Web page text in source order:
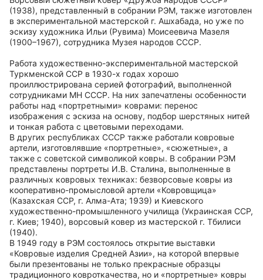
(1938), представленный в собрании РЭМ, также изготовлен
в экспериментальной мастерской г. Ашхабада, но уже по
эскизу художника Ильи (Рувима) Моисеевича Мазеля
(1900–1967), сотрудника Музея народов СССР.
Работа художественно-экспериментальной мастерской
Туркменской ССР в 1930-х годах хорошо
проиллюстрирована серией фотографий, выполненной
сотрудниками МН СССР. На них запечатлены особенности
работы над «портретными» коврами: перенос
изображения с эскиза на основу, подбор шерстяных нитей
и тонкая работа с цветовыми переходами.
В других республиках СССР также работали ковровые
артели, изготовлявшие «портретные», «сюжетные», а
также с советской символикой ковры. В собрании РЭМ
представлены портреты И.В. Сталина, выполненные в
различных ковровых техниках: безворсовые ковры из
кооперативно-промысловой артели «Ковровщица»
(Казахская ССР, г. Алма-Ата; 1939) и Киевского
художественно-промышленного училища (Украинская ССР,
г. Киев; 1940), ворсовый ковер из мастерской г. Тбилиси
(1940).
В 1949 году в РЭМ состоялось открытие выставки
«Ковровые изделия Средней Азии», на которой впервые
были презентованы не только прекрасные образцы
традиционного ковроткачества, но и «портретные» ковры